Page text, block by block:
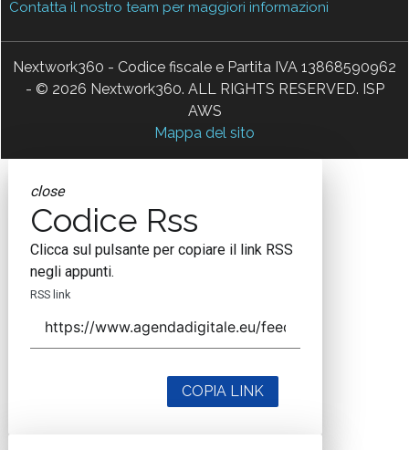
Contatta il nostro team per maggiori informazioni
Nextwork360 - Codice fiscale e Partita IVA 13868590962
- © 2026 Nextwork360. ALL RIGHTS RESERVED. ISP
AWS
Mappa del sito
close
Codice Rss
Clicca sul pulsante per copiare il link RSS
negli appunti.
RSS link
COPIA LINK